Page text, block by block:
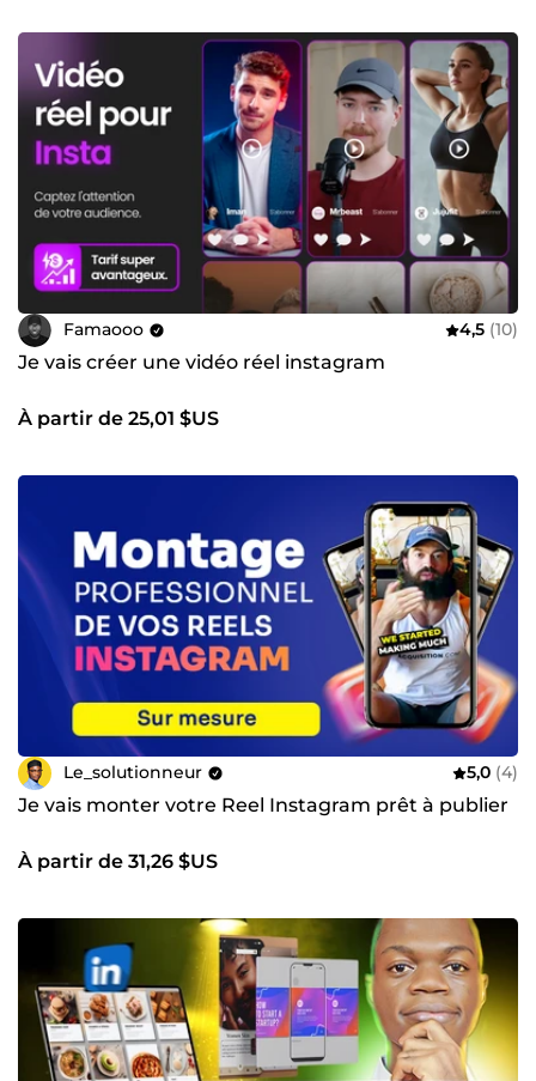
Famaooo 4,5 (10)
Je vais créer une vidéo réel instagram
À partir de 25,01 $US
Le_solutionneur 5,0 (4)
Je vais monter votre Reel Instagram prêt à publier
À partir de 31,26 $US